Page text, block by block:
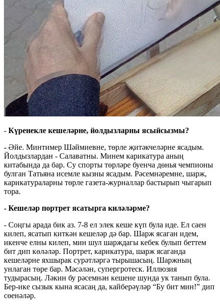
- Күренекле кешеләрне, йолдызларны ясыйсызмы?
- Әйе. Минтимер Шәймиевне, төрле җитәкчеләрне ясадым.
Йолдызлардан - Салаватны. Минем карикатура аның
китабында да бар. Су спорты төрләре буенча дөнья чемпионы
булган Татьяна исемле кызны ясадым. Рәсемнәремне, шарж,
карикатураларны төрле газета-журналлар бастырып чыгарып
тора.
- Кешеләр портрет ясатырга киләләрме?
- Соңгы арада бик аз. 7-8 ел элек кеше күп була иде. Ел саен
килеп, ясатып киткән кешеләр дә бар. Шарж ясаган идем,
икенче елны килеп, мин шул шарждагы кебек булып беттем
бит дип көләләр. Портрет, карикатура, шарж ясаганда
кешеләрне яхшырак сурәтләргә тырышасың. Шаржның
унлаган төре бар. Мәсәлән, супергротеск. Иллюзия
тудырасың. Ләкин бу рәсемнән кешене шунда ук танып була.
Бер-ике сызык кына ясасаң да, кайберәүләр “Бу бит мин!” дип
сөенәләр.